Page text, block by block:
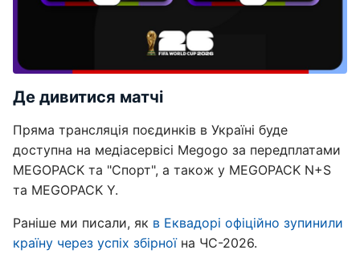
Де дивитися матчі
Пряма трансляція поєдинків в Україні буде
доступна на медіасервісі Megogo за передплатами
MEGOPACK та "Спорт", а також у MEGOPACK N+S
та MEGOPACK Y.
Раніше ми писали, як в Еквадорі офіційно зупинили
країну через успіх збірноїна ЧС-2026.